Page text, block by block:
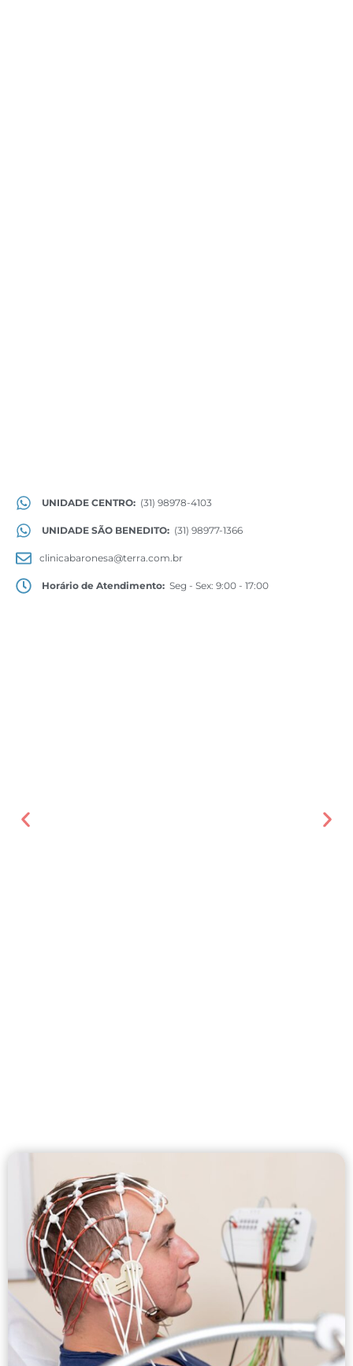
UNIDADE CENTRO: (31) 98978-4103
UNIDADE SÃO BENEDITO: (31) 98977-1366
clinicabaronesa@terra.com.br
Horário de Atendimento: Seg - Sex: 9:00 - 17:00